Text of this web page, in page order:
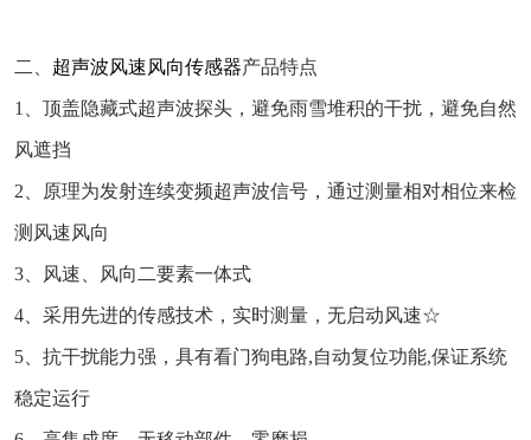
二、 超声波风速风向传感器产品特点
1、顶盖隐藏式超声波探头，避免雨雪堆积的干扰，避免自然
风遮挡
2、原理为发射连续变频超声波信号，通过测量相对相位来检
测风速风向
3、风速、风向二要素一体式
4、采用先进的传感技术，实时测量，无启动风速☆
5、抗干扰能力强，具有看门狗电路,自动复位功能,保证系统
稳定运行